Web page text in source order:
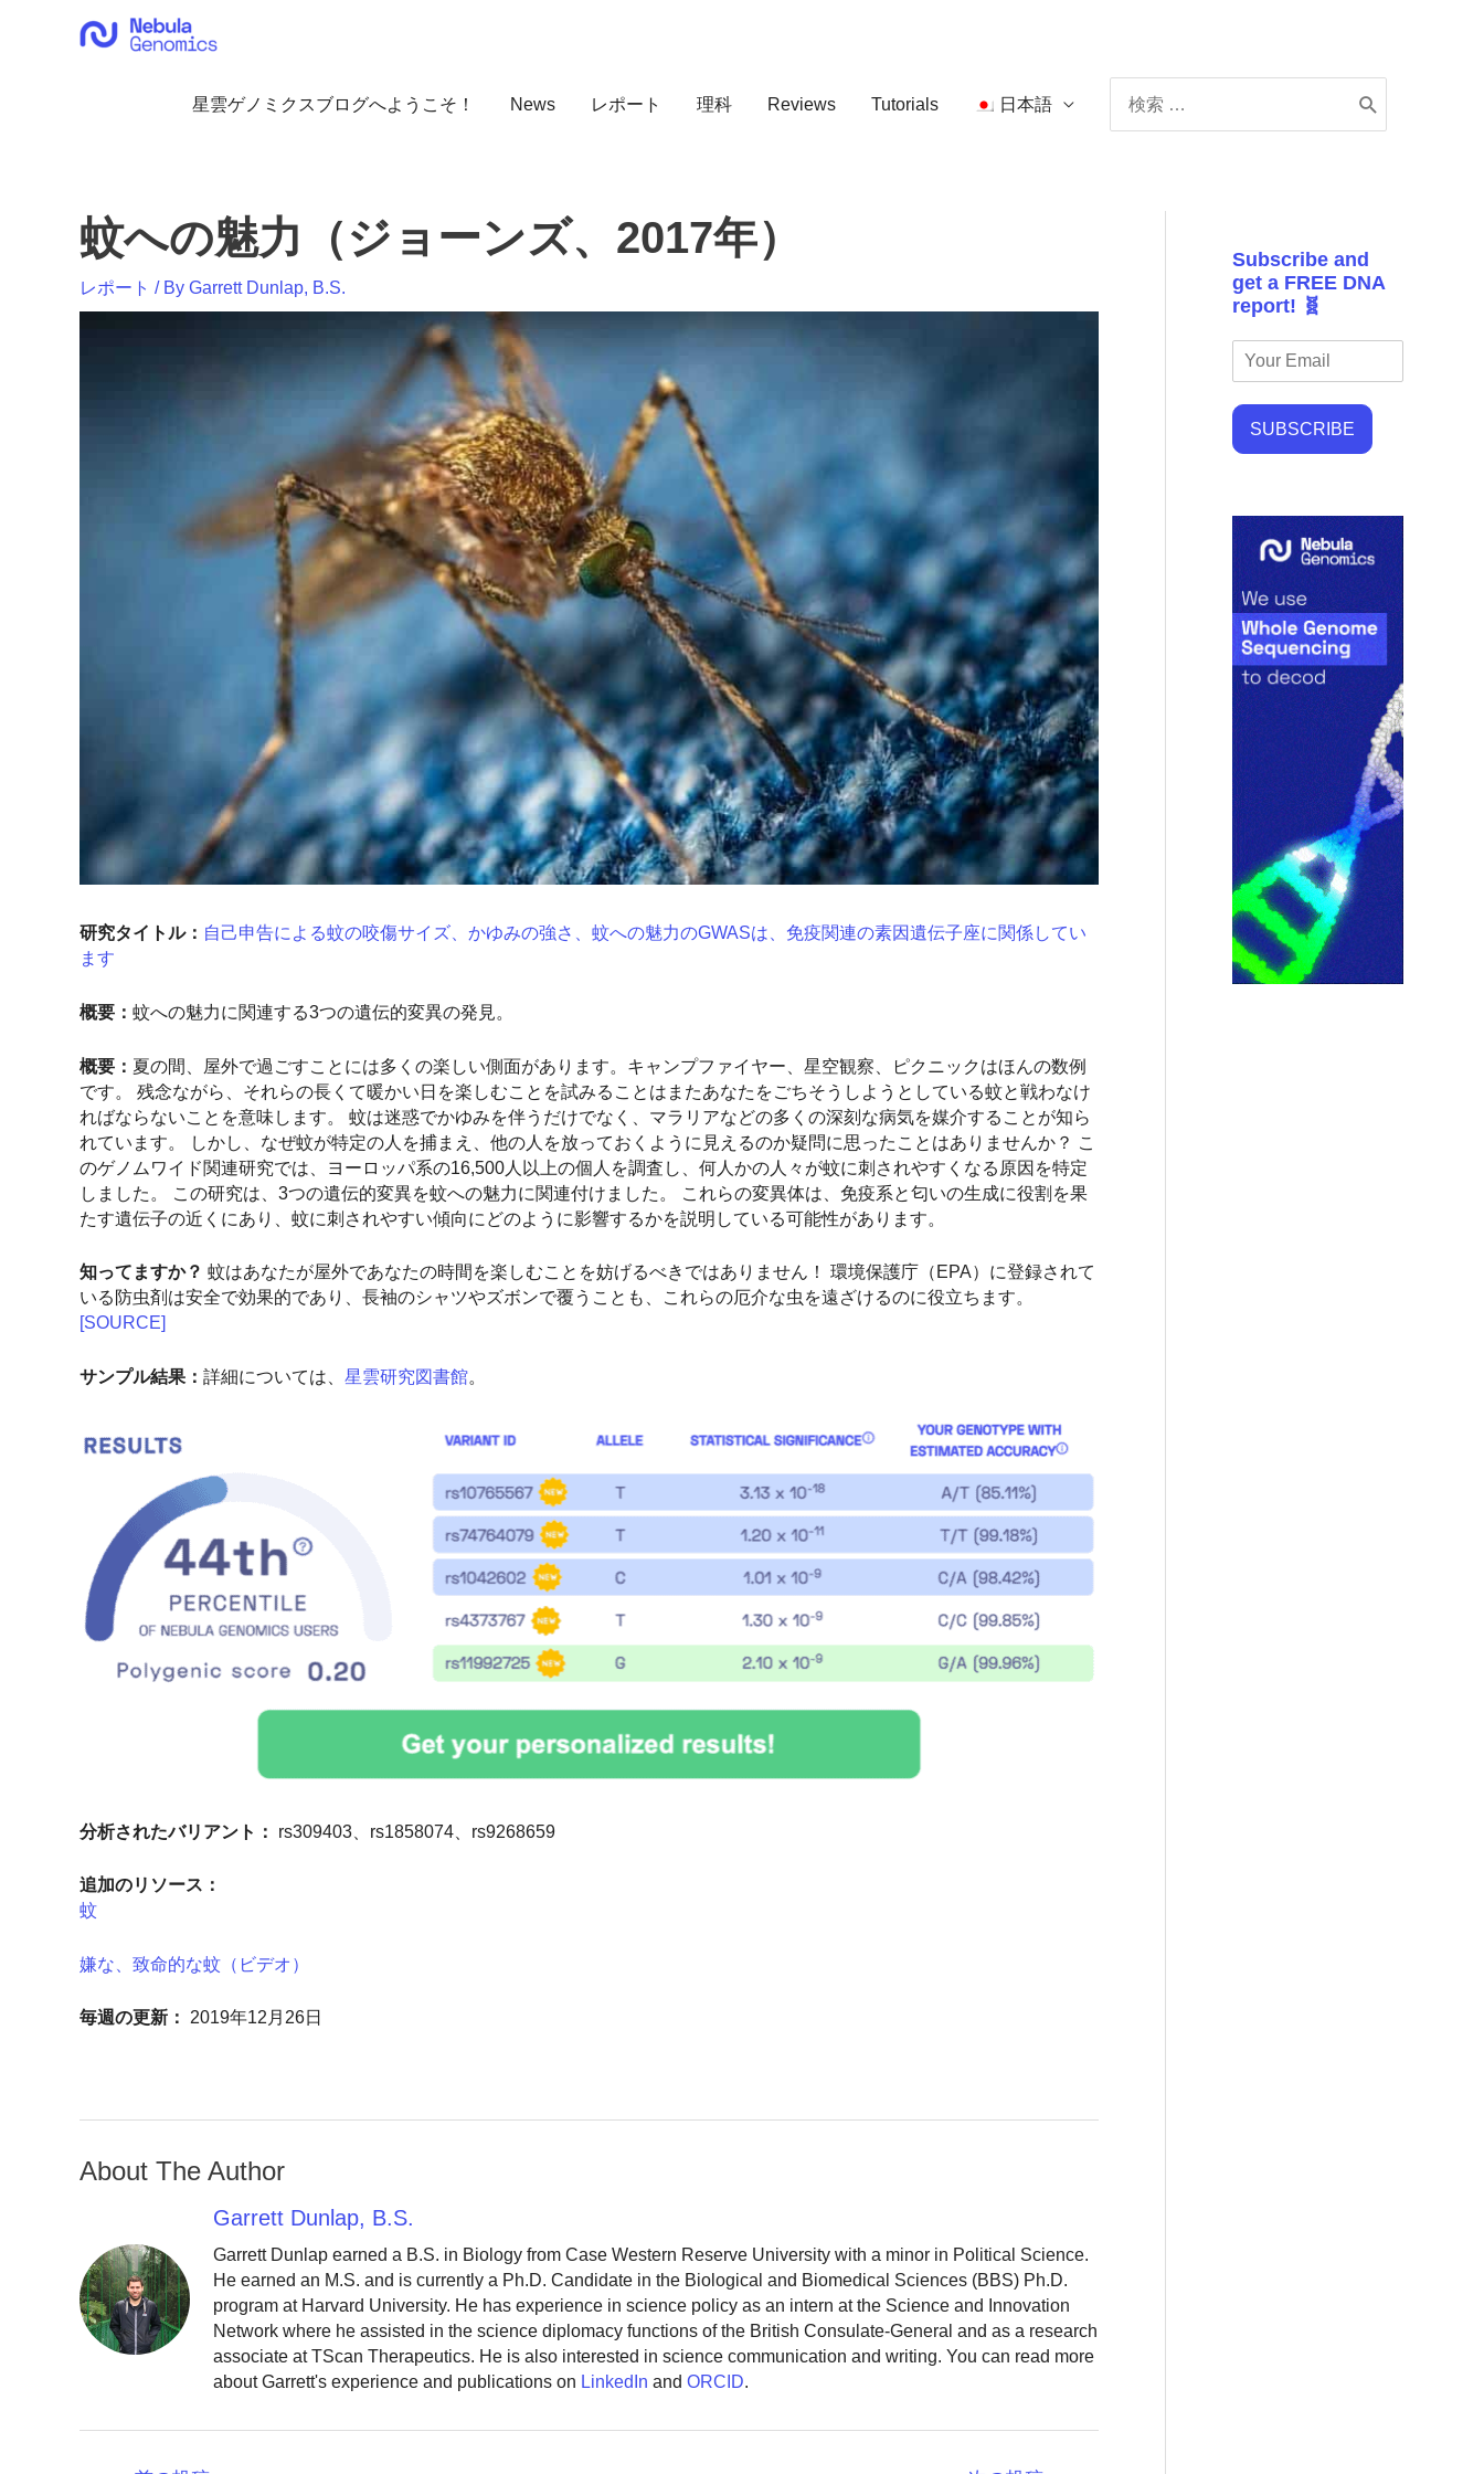
星雲ゲノミクスブログへようこそ！ News レポート 理科 Reviews Tutorials 日本語
for:
蚊への魅力（ジョーンズ、2017年）
レポート / By Garrett Dunlap, B.S.
研究タイトル： 自己申告による蚊の咬傷サイズ、かゆみの強さ、蚊への魅力のGWASは、免疫関連の素因遺伝子座に関係してい
ます
概要： 蚊への魅力に関連する3つの遺伝的変異の発見。
概要： 夏の間、屋外で過ごすことには多くの楽しい側面があります。キャンプファイヤー、星空観察、ピクニックはほんの数例
です。 残念ながら、それらの長くて暖かい日を楽しむことを試みることはまたあなたをごちそうしようとしている蚊と戦わなけ
ればならないことを意味します。 蚊は迷惑でかゆみを伴うだけでなく、マラリアなどの多くの深刻な病気を媒介することが知ら
れています。 しかし、なぜ蚊が特定の人を捕まえ、他の人を放っておくように見えるのか疑問に思ったことはありませんか？ こ
のゲノムワイド関連研究では、ヨーロッパ系の16,500人以上の個人を調査し、何人かの人々が蚊に刺されやすくなる原因を特定
しました。 この研究は、3つの遺伝的変異を蚊への魅力に関連付けました。 これらの変異体は、免疫系と匂いの生成に役割を果
たす遺伝子の近くにあり、蚊に刺されやすい傾向にどのように影響するかを説明している可能性があります。
知ってますか？ 蚊はあなたが屋外であなたの時間を楽しむことを妨げるべきではありません！ 環境保護庁（EPA）に登録されて
いる防虫剤は安全で効果的であり、長袖のシャツやズボンで覆うことも、これらの厄介な虫を遠ざけるのに役立ちます。
[SOURCE]
サンプル結果： 詳細については、 星雲研究図書館。
分析されたバリアント： rs309403、rs1858074、rs9268659
追加のリソース：
蚊
嫌な、致命的な蚊（ビデオ）
毎週の更新： 2019年12月26日
About The Author
Garrett Dunlap, B.S.
Garrett Dunlap earned a B.S. in Biology from Case Western Reserve University with a minor in Political Science.
He earned an M.S. and is currently a Ph.D. Candidate in the Biological and Biomedical Sciences (BBS) Ph.D.
program at Harvard University. He has experience in science policy as an intern at the Science and Innovation
Network where he assisted in the science diplomacy functions of the British Consulate-General and as a research
associate at TScan Therapeutics. He is also interested in science communication and writing. You can read more
about Garrett's experience and publications on LinkedIn andORCID.
Subscribe and
get a FREE DNA
report! 🧬
SUBSCRIBE